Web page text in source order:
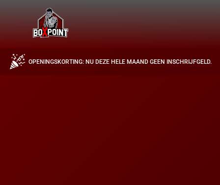
OPENINGSKORTING: NU DEZE HELE MAAND GEEN INSCHRIJFGELD.